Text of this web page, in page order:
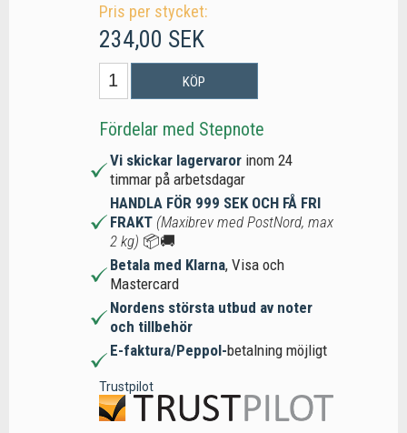
Pris per stycket:
234,00 SEK
KÖP
Fördelar med Stepnote
Vi skickar lagervaror inom 24
timmar på arbetsdagar
HANDLA FÖR 999 SEK OCH FÅ FRI
FRAKT (Maxibrev med PostNord, max
2 kg) 📦🚚
Betala med Klarna, Visa och
Mastercard
Nordens största utbud av noter
och tillbehör
E-faktura/Peppol-betalning möjligt
Trustpilot